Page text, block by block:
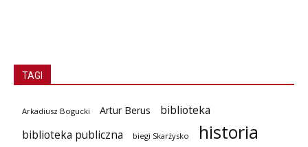
TAGI
Arkadiusz Bogucki Artur Berus
biblioteka
biblioteka publiczna
biegi Skarżysko historia